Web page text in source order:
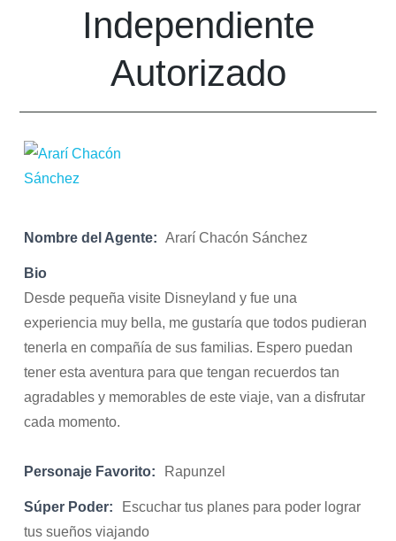
Independiente
Autorizado
Nombre del Agente: Ararí Chacón Sánchez
Bio
Desde pequeña visite Disneyland y fue una
experiencia muy bella, me gustaría que todos pudieran
tenerla en compañía de sus familias. Espero puedan
tener esta aventura para que tengan recuerdos tan
agradables y memorables de este viaje, van a disfrutar
cada momento.
Personaje Favorito: Rapunzel
Súper Poder:
Escuchar tus planes para poder lograr
tus sueños viajando